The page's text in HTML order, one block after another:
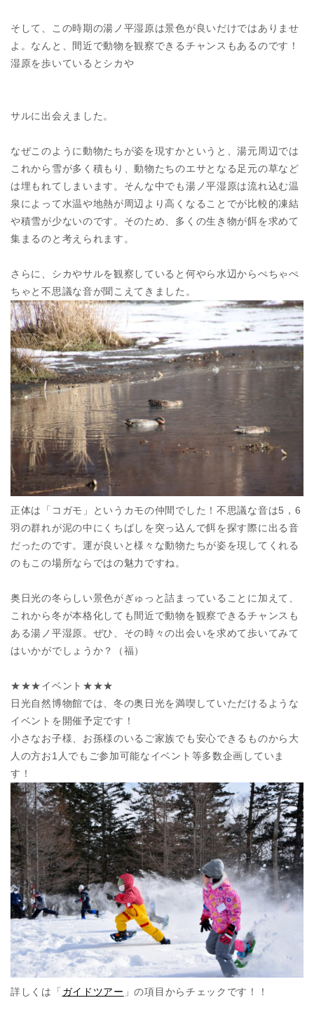
そして、この時期の湯ノ平湿原は景色が良いだけではありませ
よ。なんと、間近で動物を観察できるチャンスもあるのです！
湿原を歩いているとシカや
サルに出会えました。
なぜこのように動物たちが姿を現すかというと、湯元周辺では
これから雪が多く積もり、動物たちのエサとなる足元の草など
は埋もれてしまいます。そんな中でも湯ノ平湿原は流れ込む温
泉によって水温や地熱が周辺より高くなることでが比較的凍結
や積雪が少ないのです。そのため、多くの生き物が餌を求めて
集まるのと考えられます。
さらに、シカやサルを観察していると何やら水辺からぺちゃぺ
ちゃと不思議な音が聞こえてきました。
正体は「コガモ」というカモの仲間でした！不思議な音は5，6
羽の群れが泥の中にくちばしを突っ込んで餌を探す際に出る音
だったのです。運が良いと様々な動物たちが姿を現してくれる
のもこの場所ならではの魅力ですね。
奥日光の冬らしい景色がぎゅっと詰まっていることに加えて、
これから冬が本格化しても間近で動物を観察できるチャンスも
ある湯ノ平湿原。ぜひ、その時々の出会いを求めて歩いてみて
はいかがでしょうか？（福）
★★★イベント★★★
日光自然博物館では、冬の奥日光を満喫していただけるような
イベントを開催予定です！
小さなお子様、お孫様のいるご家族でも安心できるものから大
人の方お1人でもご参加可能なイベント等多数企画していま
す！
詳しくは「 ガイドツアー 」の項目からチェックです！！